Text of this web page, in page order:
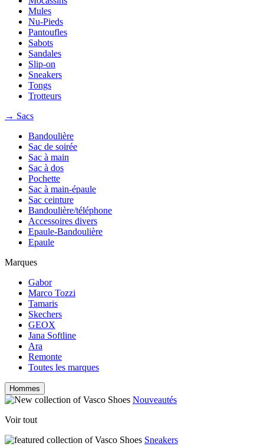
Mules
Nu-Pieds
Pantoufles
Sabots
Sandales
Slip-on
Sneakers
Tongs
Trotteurs
→ Sacs
Bandoulière
Sac de soirée
Sac à main
Sac à dos
Pochette
Sac à main-épaule
Sac ceinture
Bandoulière/téléphone
Accessoires divers
Epaule-Bandoulière
Epaule
Marques
Gabor
Marco Tozzi
Tamaris
Skechers
GEOX
Jana Softline
Ara
Remonte
Toutes les marques
Hommes
Nouveautés
Voir tout
Sneakers